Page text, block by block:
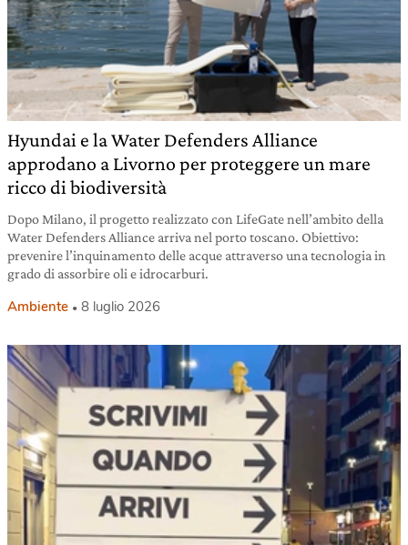
Hyundai e la Water Defenders Alliance
approdano a Livorno per proteggere un mare
ricco di biodiversità
Dopo Milano, il progetto realizzato con LifeGate nell’ambito della
Water Defenders Alliance arriva nel porto toscano. Obiettivo:
prevenire l’inquinamento delle acque attraverso una tecnologia in
grado di assorbire oli e idrocarburi.
Ambiente 8 luglio 2026